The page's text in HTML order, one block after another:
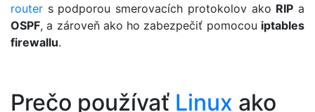
router s podporou smerovacích protokolov ako RIP a
OSPF, a zároveň ako ho zabezpečiť pomocou iptables
firewallu.
Prečo používať Linux ako